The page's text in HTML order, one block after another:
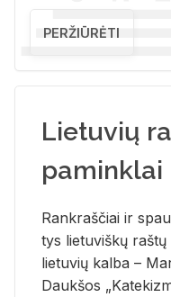
PERŽIŪRĖTI
Lietuvių
paminklai
Rank­raš­čiai ir
tys lie­tu­viš­kų
lie­tu­vių kal­ba –
Dauk­šos